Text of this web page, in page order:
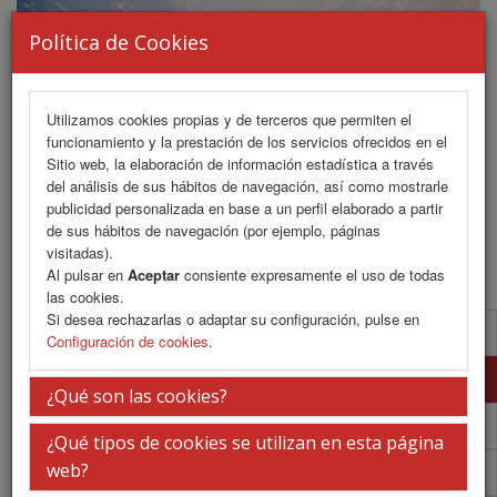
Política de Cookies
Utilizamos cookies propias y de terceros que permiten el
funcionamiento y la prestación de los servicios ofrecidos en el
Sitio web, la elaboración de información estadística a través
del análisis de sus hábitos de navegación, así como mostrarle
publicidad personalizada en base a un perfil elaborado a partir
de sus hábitos de navegación (por ejemplo, páginas
visitadas).
Al pulsar en Aceptar consiente expresamente el uso de todas
las cookies.
Si desea rechazarlas o adaptar su configuración, pulse en
Configuración de cookies.
¿Qué son las cookies?
¿Qué tipos de cookies se utilizan en esta página
web?
MENU
Normativa comunicaciones
Envío de comunicaciones
Aula virtual de e-Pósters
Programa PDF Sala Plenaria